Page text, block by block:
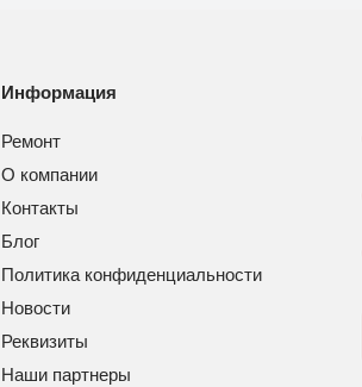
Информация
Ремонт
О компании
Контакты
Блог
Политика конфиденциальности
Новости
Реквизиты
Наши партнеры